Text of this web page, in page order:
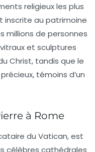
religieux les plus
inscrite au patrimoine
millions de personnes
et sculptures
Christ, tandis que le
témoins d’un
à Rome
du Vatican, est